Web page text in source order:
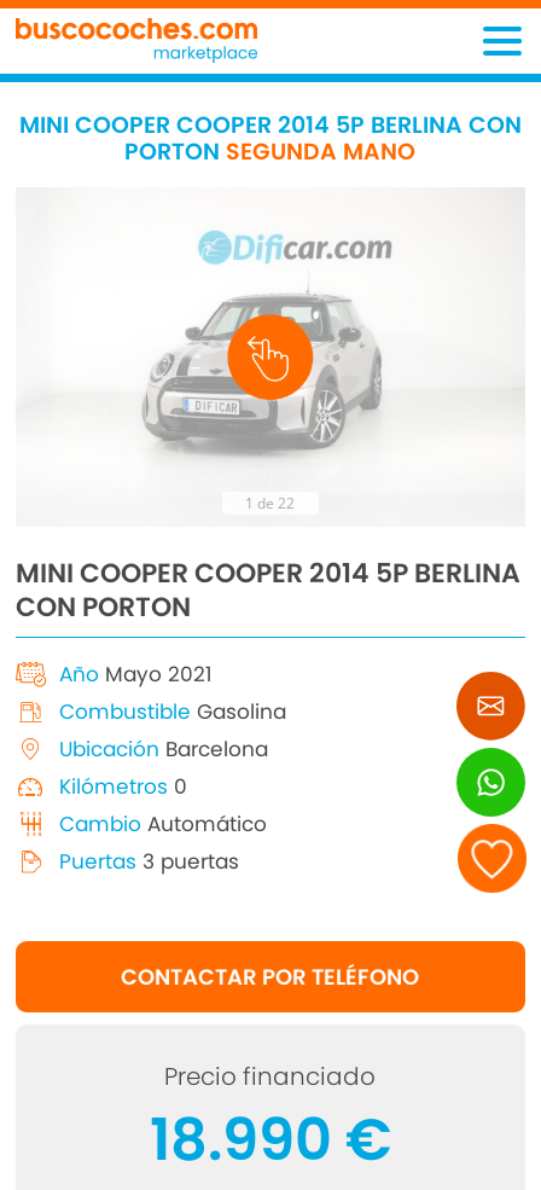
MINI COOPER COOPER 2014 5P BERLINA CON
PORTON SEGUNDA MANO
1 de 22
MINI COOPER COOPER 2014 5P BERLINA
CON PORTON
Año Mayo 2021
Combustible Gasolina
Ubicación Barcelona
Kilómetros 0
Cambio Automático
Puertas 3 puertas
CONTACTAR POR TELÉFONO
Precio financiado
18.990 €